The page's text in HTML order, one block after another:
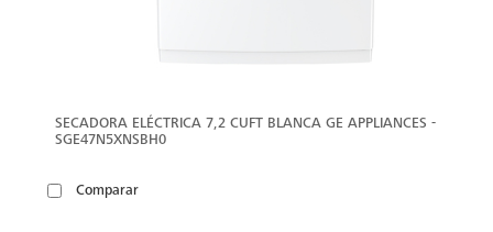
SECADORA ELÉCTRICA 7,2 CUFT BLANCA GE APPLIANCES -
SGE47N5XNSBH0
Comparar